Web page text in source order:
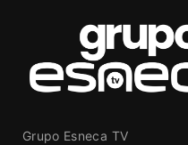
Grupo Esneca TV